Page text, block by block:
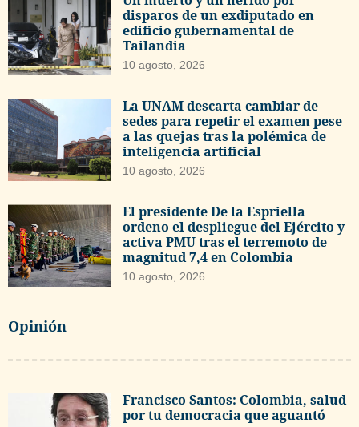
disparos de un exdiputado en
edificio gubernamental de
Tailandia
10 agosto, 2026
La UNAM descarta cambiar de
sedes para repetir el examen pese
a las quejas tras la polémica de
inteligencia artificial
10 agosto, 2026
El presidente De la Espriella
ordeno el despliegue del Ejército y
activa PMU tras el terremoto de
magnitud 7,4 en Colombia
10 agosto, 2026
Opinión
Francisco Santos: Colombia, salud
por tu democracia que aguantó